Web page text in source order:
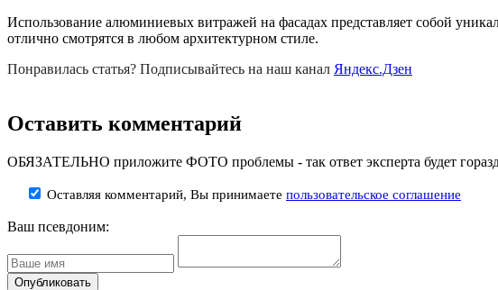
Использование алюминиевых витражей на фасадах представляет собой
отлично смотрятся в любом архитектурном стиле.
Понравилась статья? Подписывайтесь на наш канал Яндекс.Дзен
Оставить комментарий
ОБЯЗАТЕЛЬНО приложите ФОТО проблемы - так ответ эксперта будет
Оставляя комментарий, Вы принимаете пользовательское соглашение
Ваш псевдоним: